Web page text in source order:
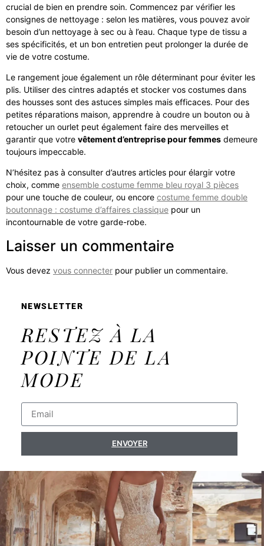
crucial de bien en prendre soin. Commencez par vérifier les
consignes de nettoyage : selon les matières, vous pouvez avoir
besoin d’un nettoyage à sec ou à l’eau. Chaque type de tissu a
ses spécificités, et un bon entretien peut prolonger la durée de
vie de votre costume.
Le rangement joue également un rôle déterminant pour éviter les
plis. Utiliser des cintres adaptés et stocker vos costumes dans
des housses sont des astuces simples mais efficaces. Pour des
petites réparations maison, apprendre à coudre un bouton ou à
retoucher un ourlet peut également faire des merveilles et
garantir que votre vêtement d’entreprise pour femmes demeure
toujours impeccable.
N’hésitez pas à consulter d’autres articles pour élargir votre
choix, comme ensemble costume femme bleu royal 3 pièces
pour une touche de couleur, ou encore costume femme double
boutonnage : costume d’affaires classique pour un
incontournable de votre garde-robe.
Laisser un commentaire
Vous devez vous connecter pour publier un commentaire.
NEWSLETTER
RESTEZ À LA
POINTE DE LA
MODE
ENVOYER